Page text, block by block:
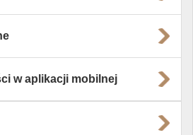
w aplikacji mobilnej